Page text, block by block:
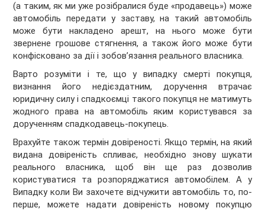
(а таким, як ми уже розібралися буде «продавець») може
автомобіль передати у заставу, на такий автомобіль
може бути накладено арешт, на нього може бути
звернене грошове стягнення, а також його може бути
конфісковано за дії і зобов’язання реального власника.
Варто розуміти і те, що у випадку смерті покупця,
визнання його недієздатним, доручення втрачає
юридичну силу і спадкоємці такого покупця не матимуть
жодного права на автомобіль яким користувався за
дорученням спадкодавець-покупець.
Врахуйте також термін довіреності. Якщо термін, на який
видана довіреність спливає, необхідно знову шукати
реального власника, щоб він ще раз дозволив
користуватися та розпоряджатися автомобілем. А у
Випадку коли Ви захочете відчужити автомобіль то, по-
перше, можете надати довіреність новому покупцю